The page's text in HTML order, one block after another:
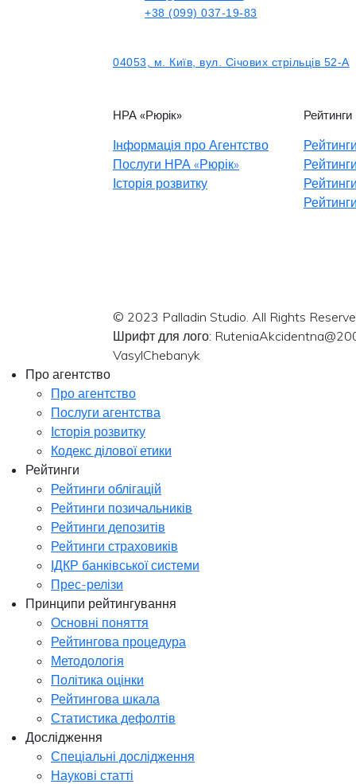
+38 (099) 037-19-83
04053, м. Київ, вул. Січових стрільців 52-А
НРА «Рюрік»
Інформація про Агентство
Послуги НРА «Рюрік»
Історія розвитку
Рейтинги
© 2023 Palladin Studio. All Rights
Шрифт для лого:
VasylChebanyk
Про агентство
Про агентство
Послуги агентства
Історія розвитку
Кодекс ділової етики
Рейтинги
Рейтинги облігацій
Рейтинги позичальників
Рейтинги депозитів
Рейтинги страховиків
ІДКР банківської системи
Прес-релізи
Принципи рейтингування
Основні поняття
Рейтингова процедура
Методологія
Політика оцінки
Рейтингова шкала
Статистика дефолтів
Дослідження
Спеціальні дослідження
Наукові статті